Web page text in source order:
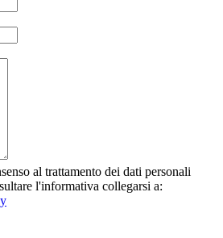
al trattamento dei dati personali
l'informativa collegarsi a: